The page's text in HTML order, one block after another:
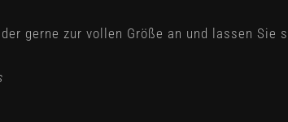
gerne zur vollen Größe an und lassen